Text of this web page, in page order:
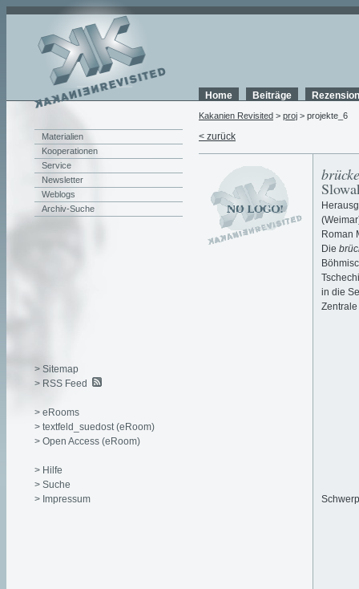
Home Beiträge
Kakanien Revisited > proj > projekte_6
< zurück
Roman
Die
in die
Materialien
Kooperationen
Service
Newsletter
Weblogs
Archiv-Suche
> Sitemap
> RSS Feed
> eRooms
> textfeld_suedost (eRoom)
> Open Access (eRoom)
> Hilfe
> Suche
> Impressum